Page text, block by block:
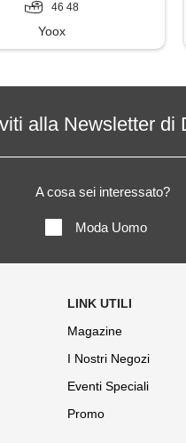
46 48
Yoox
alla Newsletter di
A cosa sei interessato?
Moda Uomo
Magazine
I Nostri Negozi
Eventi Speciali
Promo